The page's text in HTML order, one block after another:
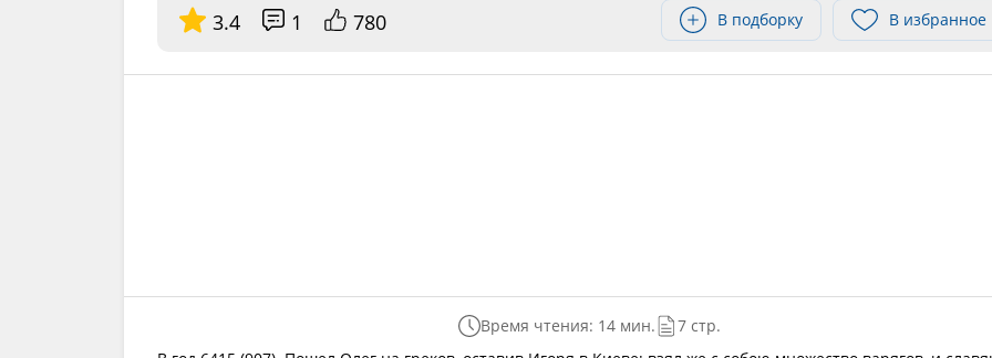
3.4 1 780 В подборку В избранное
Время чтения: 14 мин.
7 стр.